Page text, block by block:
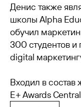
Денис также
школы Alpha
обучил
300 студентов и
digital
Входил в
E+ Awards